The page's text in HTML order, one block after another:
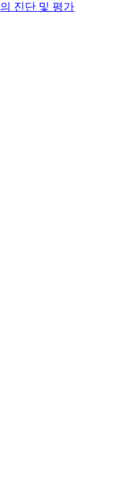
진단 및 평가